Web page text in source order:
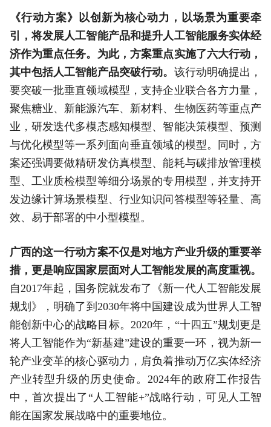
《行动方案》以创新为核心动力，以场景为重要牵
引，将发展人工智能产品和提升人工智能服务实体经
济作为重点任务。为此，方案重点实施了六大行动，
其中包括人工智能产品突破行动。 该行动明确提出，
要突破一批垂直领域模型，支持企业联合各方力量，
聚焦糖业、新能源汽车、新材料、生物医药等重点产
业，研发迭代多模态感知模型、智能决策模型、预测
与优化模型等一系列面向垂直领域的模型。同时，方
案还强调要做精研发仿真模型、能耗与碳排放管理模
型、工业质检模型等细分场景的专用模型，并支持开
发边缘计算场景模型、行业知识问答模型等轻量、高
效、易于部署的中小型模型。
广西的这一行动方案不仅是对地方产业升级的重要举
措，更是响应国家层面对人工智能发展的高度重视。
自2017年起，国务院就发布了《新一代人工智能发展
规划》，明确了到2030年将中国建设成为世界人工智
能创新中心的战略目标。2020年，“十四五”规划更是
将人工智能作为“新基建”建设的重要一环，视为新一
轮产业变革的核心驱动力，肩负着推动万亿实体经济
产业转型升级的历史使命。2024年的政府工作报告
中，首次提出了“人工智能+”战略行动，可见人工智
能在国家发展战略中的重要地位。